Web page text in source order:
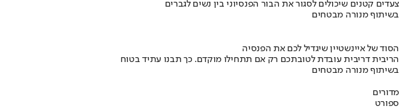
צעדים קטנים שיכולים לסגור את הבור הפנסיוני בין נשים לגברים
בשיתוף מנורה מבטחים
הסוד של איינשטיין שיגדיל לכם את הפנסיה
הריבית דריבית עובדת לטובתכם רק אם תתחילו מוקדם. כך תבנו עתיד בטוח
בשיתוף מנורה מבטחים
מדורים
ספורט